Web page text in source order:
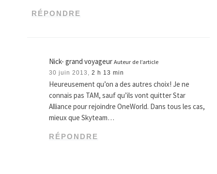
RÉPONDRE
Nick- grand voyageur Auteur de l’article
30 juin 2013, 2 h 13 min
Heureusement qu’on a des autres choix! Je ne
connais pas TAM, sauf qu’ils vont quitter Star
Alliance pour rejoindre OneWorld. Dans tous les cas,
mieux que Skyteam…
RÉPONDRE